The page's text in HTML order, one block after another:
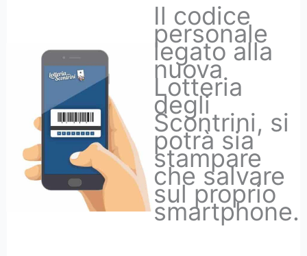
Il codice
personale
legato alla
nuova
Lotteria
degli
Scontrini, si
potrà sia
stampare
che salvare
sul proprio
smartphone.